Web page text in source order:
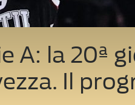
A: la 20ª
Il